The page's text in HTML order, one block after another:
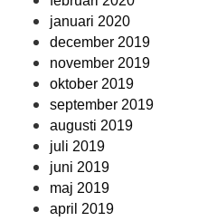
januari 2020
december 2019
november 2019
oktober 2019
september 2019
augusti 2019
juli 2019
juni 2019
maj 2019
april 2019